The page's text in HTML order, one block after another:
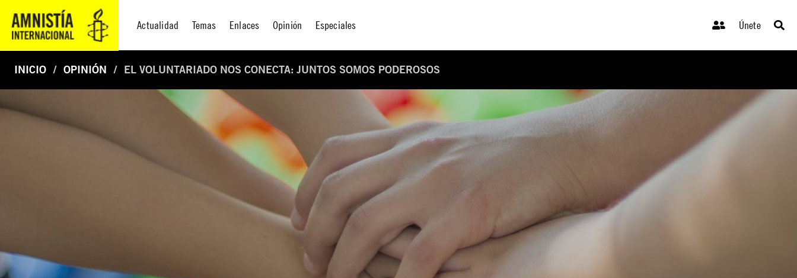
Actualidad Temas Enlaces Opinión Especiales Únete
INICIO OPINIÓN EL VOLUNTARIADO NOS CONECTA: JUNTOS SOMOS PODEROSOS